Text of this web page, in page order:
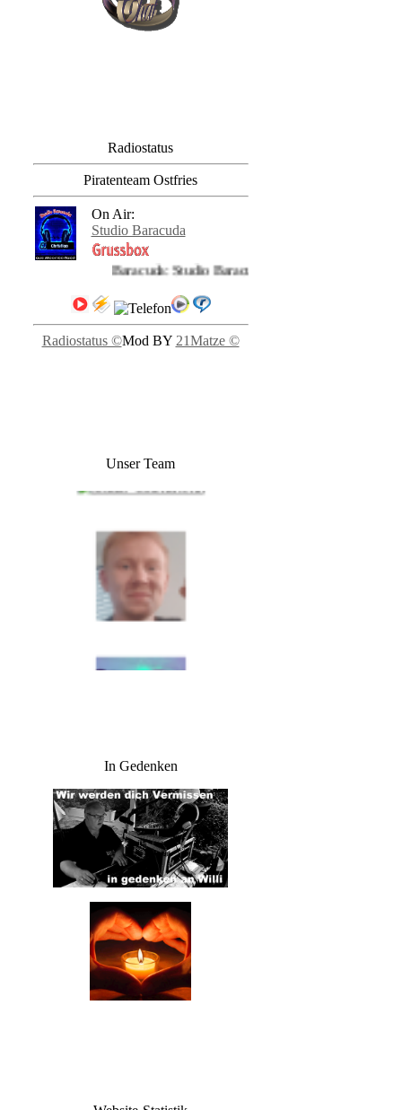
Radiostatus
Piratenteam Ostfries
On Air:
Studio Baracuda
Baracuda: Studio Baracuda aus der Partyhütte in
Radiostatus ©Mod BY 21Matze ©
Unser Team
In Gedenken